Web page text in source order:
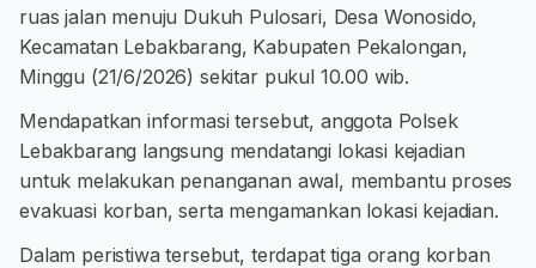
ruas jalan menuju Dukuh Pulosari, Desa Wonosido,
Kecamatan Lebakbarang, Kabupaten Pekalongan,
Minggu (21/6/2026) sekitar pukul 10.00 wib.
Mendapatkan informasi tersebut, anggota Polsek
Lebakbarang langsung mendatangi lokasi kejadian
untuk melakukan penanganan awal, membantu proses
evakuasi korban, serta mengamankan lokasi kejadian.
Dalam peristiwa tersebut, terdapat tiga orang korban